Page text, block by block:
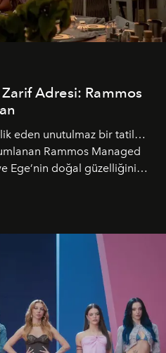
Adresi: Rammos
eden unutulmaz bir tatil…
Rammos Managed
Ege’nin doğal güzelliğini